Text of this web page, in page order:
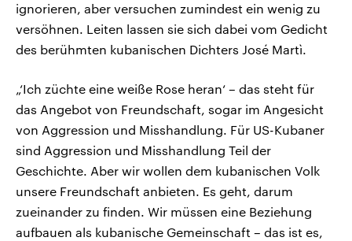
ignorieren, aber versuchen zumindest ein wenig zu
versöhnen. Leiten lassen sie sich dabei vom Gedicht
des berühmten kubanischen Dichters José Martì.
„‘Ich züchte eine weiße Rose heran‘ – das steht für
das Angebot von Freundschaft, sogar im Angesicht
von Aggression und Misshandlung. Für US-Kubaner
sind Aggression und Misshandlung Teil der
Geschichte. Aber wir wollen dem kubanischen Volk
unsere Freundschaft anbieten. Es geht, darum
zueinander zu finden. Wir müssen eine Beziehung
aufbauen als kubanische Gemeinschaft – das ist es,